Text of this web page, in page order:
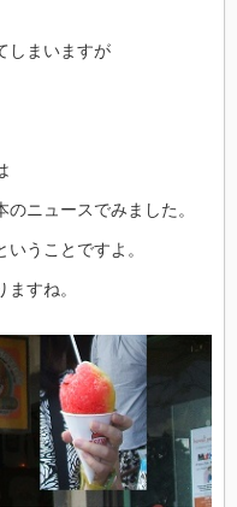
しまいますが
ニュースでみました。
うことですよ。
すね。